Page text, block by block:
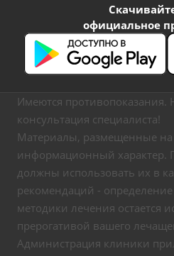
официальное
Имеются противопоказания.
консультация специалиста!
Материалы, размещенные на
информационный характер.
должны использовать их в
рекомендаций -
методики лечения остается
прерогативой вашего
Администрация клиники